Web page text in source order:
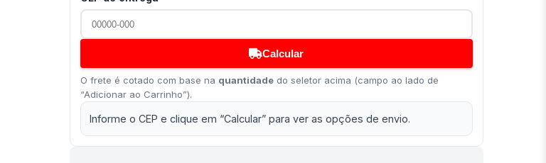
Calcular
O frete é cotado com base na quantidadedo seletor acima (campo ao lado de
“Adicionar ao Carrinho”).
Informe o CEP e clique em “Calcular” para ver as opções de envio.